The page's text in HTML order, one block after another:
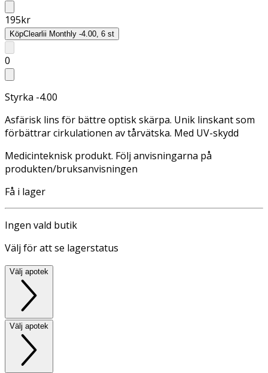
195kr
KöpClearlii Monthly -4.00, 6 st
0
Styrka -4.00
Asfärisk lins för bättre optisk skärpa. Unik linskant som
förbättrar cirkulationen av tårvätska. Med UV-skydd
Medicinteknisk produkt. Följ anvisningarna på
produkten/bruksanvisningen
Få i lager
Ingen vald butik
Välj för att se lagerstatus
Välj apotek
Välj apotek